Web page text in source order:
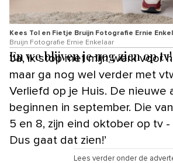
Kees Tol en Fietje Bruijn Fotografie Ernie
Bruijn Fotografie Ernie Enkelaar
En we blijven je nog zien op tv!
‘Ja, ik stop met mijn werk voor
maar ga nog wel verder met
Verliefd op je Huis. De nieuwe
beginnen in september. Die
5 en 8, zijn eind oktober op tv -
Dus gaat dat zien!’
Lees verder onder de